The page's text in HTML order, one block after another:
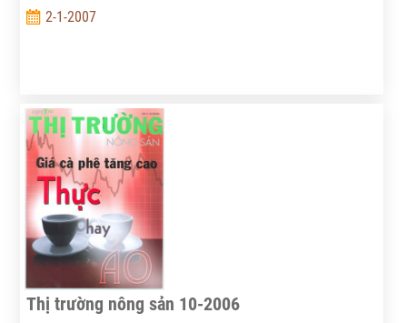
2-1-2007
Thị trường nông sản 10-2006